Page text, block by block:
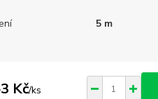
5 m
Kč/ks